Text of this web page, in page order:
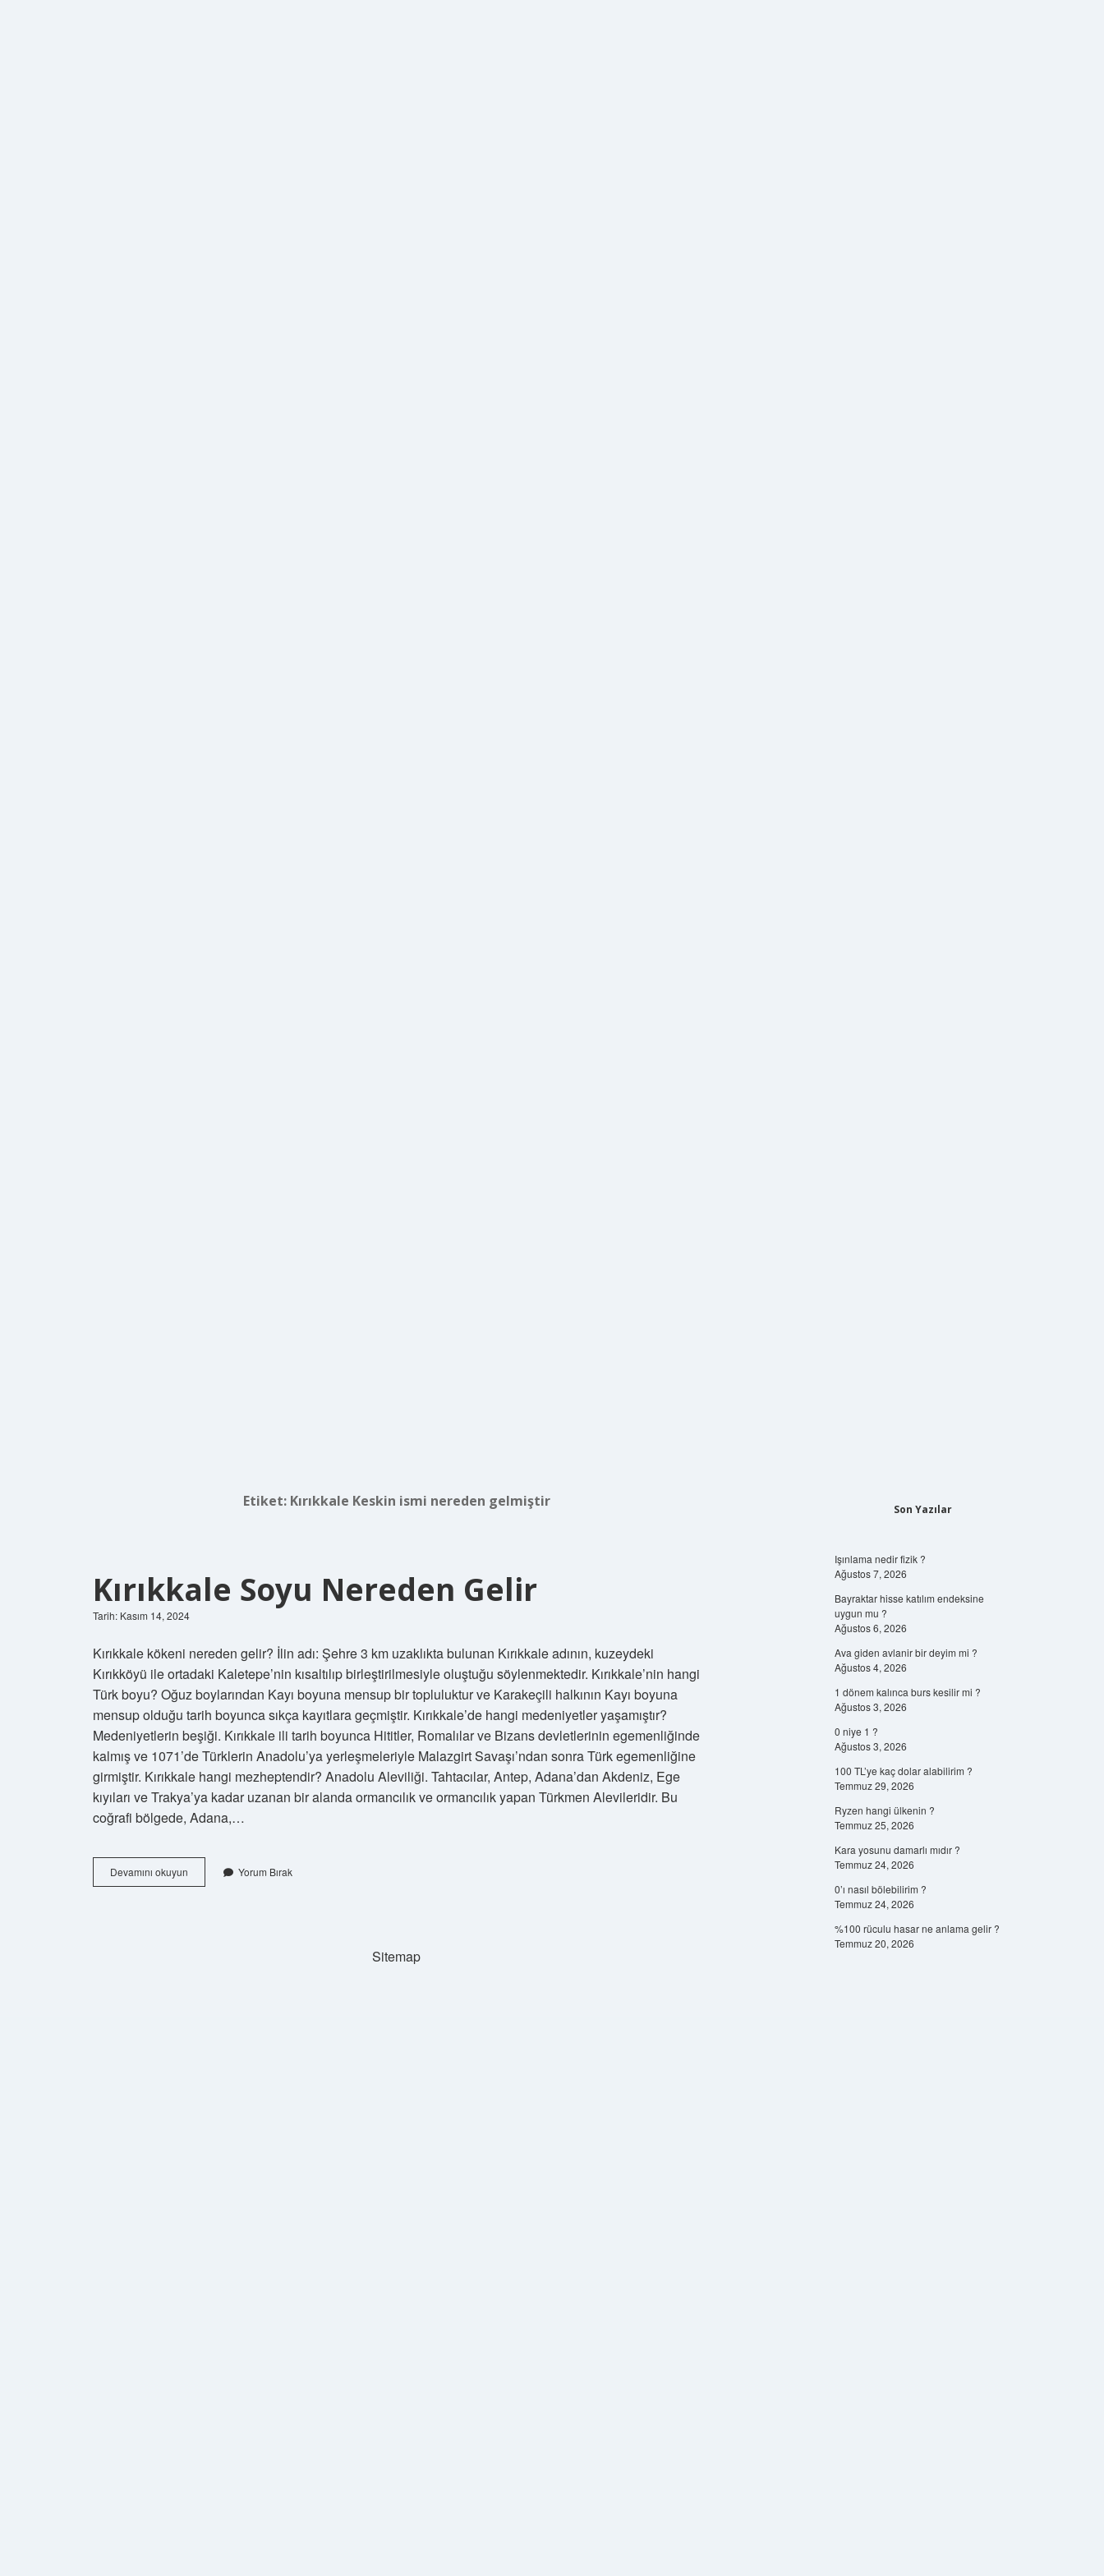
Etiket: Kırıkkale Keskin ismi nereden gelmiştir
Kırıkkale Soyu Nereden Gelir
Tarih: Kasım 14, 2024
Kırıkkale kökeni nereden gelir? İlin adı: Şehre 3 km uzaklıkta bulunan Kırıkkale adının, kuzeydeki
Kırıkköyü ile ortadaki Kaletepe’nin kısaltılıp birleştirilmesiyle oluştuğu söylenmektedir. Kırıkkale’nin hangi
Türk boyu? Oğuz boylarından Kayı boyuna mensup bir topluluktur ve Karakeçili halkının Kayı boyuna
mensup olduğu tarih boyunca sıkça kayıtlara geçmiştir. Kırıkkale’de hangi medeniyetler yaşamıştır?
Medeniyetlerin beşiği. Kırıkkale ili tarih boyunca Hititler, Romalılar ve Bizans devletlerinin egemenliğinde
kalmış ve 1071’de Türklerin Anadolu’ya yerleşmeleriyle Malazgirt Savaşı’ndan sonra Türk egemenliğine
girmiştir. Kırıkkale hangi mezheptendir? Anadolu Aleviliği. Tahtacılar, Antep, Adana’dan Akdeniz, Ege
kıyıları ve Trakya’ya kadar uzanan bir alanda ormancılık ve ormancılık yapan Türkmen Alevileridir. Bu
coğrafi bölgede, Adana,…
Devamını okuyun Kırıkkale
Soyu
Yorum Bırak
Sitemap
Son Yazılar
Işınlama nedir fizik ?
Ağustos 7, 2026
Bayraktar hisse katılım endeksine
uygun mu ?
Ağustos 6, 2026
Ava giden avlanir bir deyim mi ?
Ağustos 4, 2026
1 dönem kalınca burs kesilir mi ?
Ağustos 3, 2026
0 niye 1 ?
Ağustos 3, 2026
100 TL’ye kaç dolar alabilirim ?
Temmuz 29, 2026
Ryzen hangi ülkenin ?
Temmuz 25, 2026
Kara yosunu damarlı mıdır ?
Temmuz 24, 2026
0’ı nasıl bölebilirim ?
Temmuz 24, 2026
%100 rüculu hasar ne anlama gelir ?
Temmuz 20, 2026